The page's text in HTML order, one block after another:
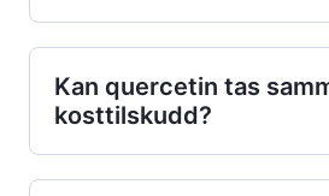
Kan quercetin tas
kosttilskudd?